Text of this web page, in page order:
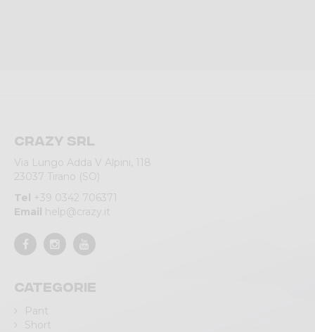
Crazy srl
Via Lungo Adda V Alpini, 118
23037 Tirano (SO)
Tel +39 0342 706371
Email help@crazy.it
Categorie
Pant
Short